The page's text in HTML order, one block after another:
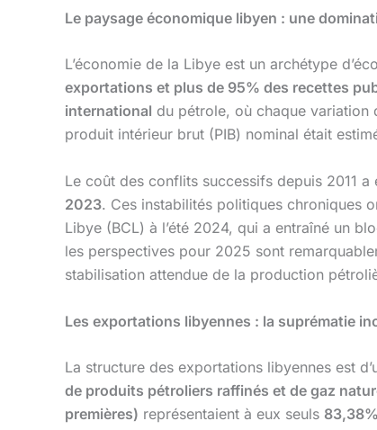
Le paysage économique libyen : une
L’économie de la Libye est un archétype
exportations et plus de 95% des recettes
international du pétrole, où chaque variation
produit intérieur brut (PIB) nominal était
Le coût des conflits successifs depuis 2011 a
2023. Ces instabilités politiques chroniques
Libye (BCL) à l’été 2024, qui a entraîné un
les perspectives pour 2025 sont
stabilisation attendue de la production
Les exportations libyennes : la suprématie
La structure des exportations libyennes est
de produits pétroliers raffinés et de gaz
premières) représentaient à eux seuls 83,38%